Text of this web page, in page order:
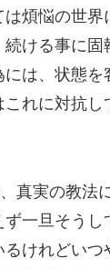
煩悩の世
ける事に
は、状態
れに対抗
真実の教法
一旦そう
けれどい